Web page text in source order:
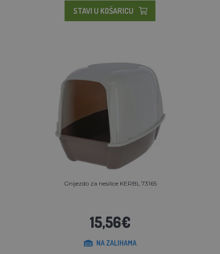
STAVI U KOŠARICU
Gnijezdo za nesilice KERBL 73165
15,56€
NA ZALIHAMA